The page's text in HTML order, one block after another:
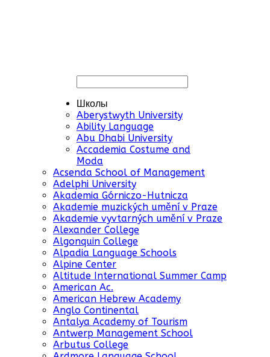
Школы
Aberystwyth University
Ability Language
Abu Dhabi University
Accademia Costume and
Moda
Acsenda School of Management
Adelphi University
Akademia Górniczo-Hutnicza
Akademie muzických umění v Praze
Akademie vyvtarných umění v Praze
Alexander College
Algonquin College
Alpadia Language Schools
Alpine Center
Altitude International Summer Camp
American Ac.
American Hebrew Academy
Anglo Continental
Antalya Academy of Tourism
Antwerp Management School
Arbutus College